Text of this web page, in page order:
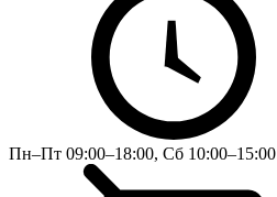
Пн–Пт 09:00–18:00, Сб 10:00–15:00